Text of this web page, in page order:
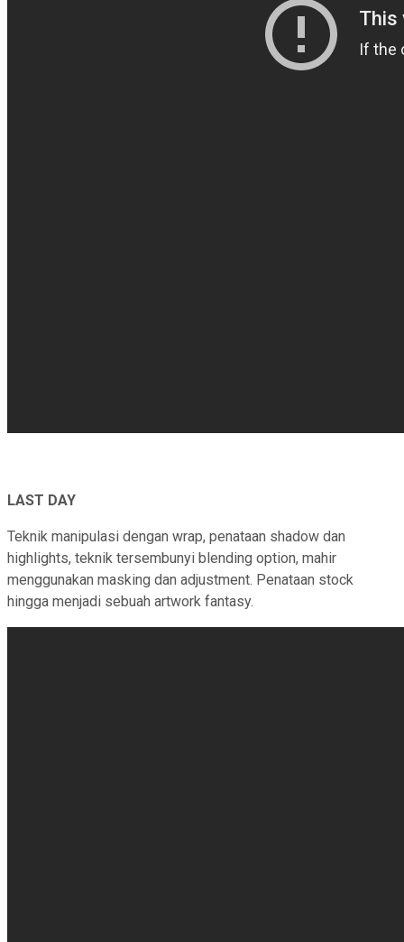
LAST DAY
Teknik manipulasi dengan wrap, penataan shadow dan
highlights, teknik tersembunyi blending option, mahir
menggunakan masking dan adjustment. Penataan stock
hingga menjadi sebuah artwork fantasy.